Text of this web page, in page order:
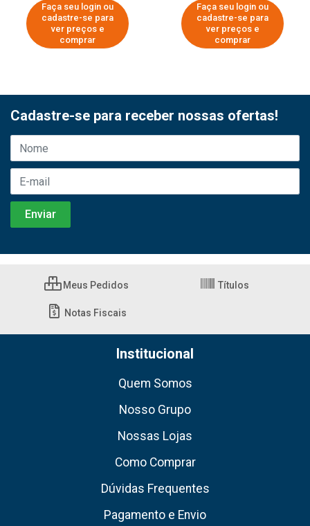
Faça seu login ou
cadastre-se para
ver preços e
comprar
Faça seu login ou
cadastre-se para
ver preços e
comprar
Cadastre-se para receber nossas ofertas!
Meus Pedidos Títulos
Notas Fiscais
Institucional
Quem Somos
Nosso Grupo
Nossas Lojas
Como Comprar
Dúvidas Frequentes
Pagamento e Envio